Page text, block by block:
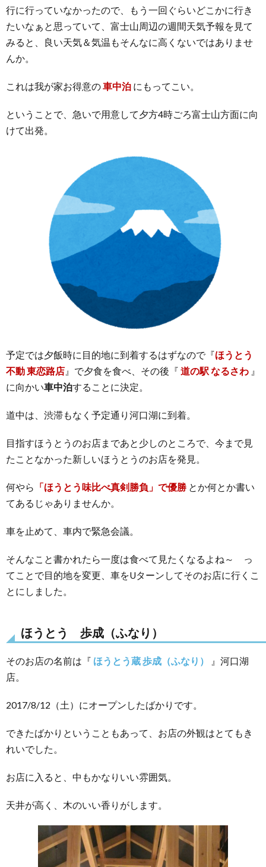
行に行っていなかったので、もう一回ぐらいどこかに行き
たいなぁと思っていて、富士山周辺の週間天気予報を見て
みると、良い天気＆気温もそんなに高くないではありませ
んか。
これは我が家お得意の車中泊 にもってこい。
ということで、急いで用意して夕方4時ごろ富士山方面に向
けて出発。
予定では夕飯時に目的地に到着するはずなので『ほうとう
不動 東恋路店 』で夕食を食べ、その後『 道の駅 なるさわ 』
に向かい車中泊することに決定。
道中は、渋滞もなく予定通り河口湖に到着。
目指すほうとうのお店まであと少しのところで、今まで見
たことなかった新しいほうとうのお店を発見。
何やら 「ほうとう味比べ真剣勝負」で優勝 とか何とか書い
てあるじゃありませんか。
車を止めて、車内で緊急会議。
そんなこと書かれたら一度は食べて見たくなるよね～ っ
てことで目的地を変更、車をUターンしてそのお店に行くこ
とにしました。
ほうとう 歩成（ふなり）
そのお店の名前は『 ほうとう蔵 歩成（ふなり）
』河口湖
店。
2017/8/12（土）にオープンしたばかりです。
できたばかりということもあって、お店の外観はとてもき
れいでした。
お店に入ると、中もかなりいい雰囲気。
天井が高く、木のいい香りがします。